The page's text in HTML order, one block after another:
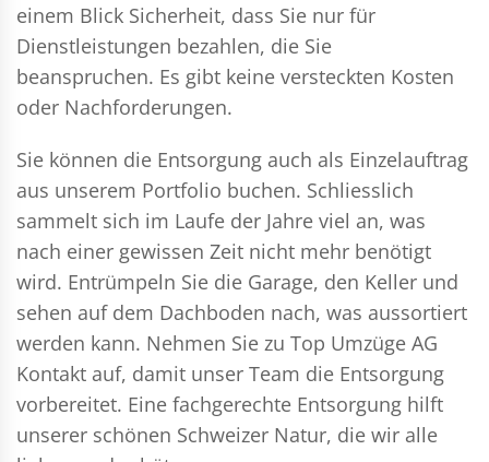
einem Blick Sicherheit, dass Sie nur für
Dienstleistungen bezahlen, die Sie
beanspruchen. Es gibt keine versteckten Kosten
oder Nachforderungen.
Sie können die Entsorgung auch als Einzelauftrag
aus unserem Portfolio buchen. Schliesslich
sammelt sich im Laufe der Jahre viel an, was
nach einer gewissen Zeit nicht mehr benötigt
wird. Entrümpeln Sie die Garage, den Keller und
sehen auf dem Dachboden nach, was aussortiert
werden kann. Nehmen Sie zu Top Umzüge AG
Kontakt auf, damit unser Team die Entsorgung
vorbereitet. Eine fachgerechte Entsorgung hilft
unserer schönen Schweizer Natur, die wir alle